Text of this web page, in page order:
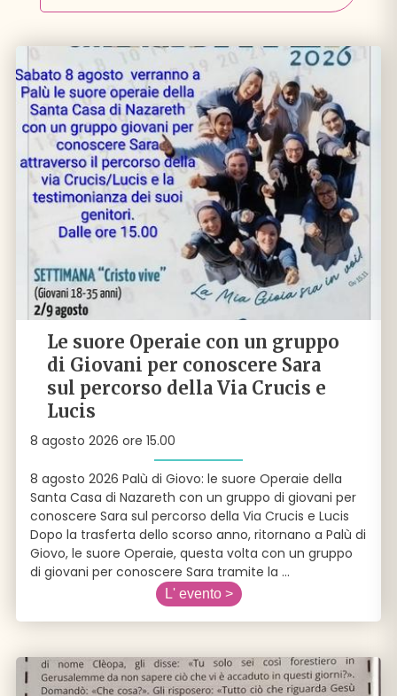
Le suore Operaie con un gruppo
di Giovani per conoscere Sara
sul percorso della Via Crucis e
Lucis
8 agosto 2026 ore 15.00
8 agosto 2026 Palù di Giovo: le suore Operaie della
Santa Casa di Nazareth con un gruppo di giovani per
conoscere Sara sul percorso della Via Crucis e Lucis
Dopo la trasferta dello scorso anno, ritornano a Palù di
Giovo, le suore Operaie, questa volta con un gruppo
di giovani per conoscere Sara tramite la ...
L' evento >